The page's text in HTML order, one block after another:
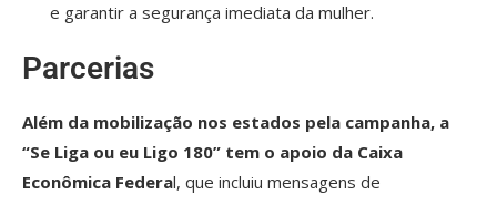
e garantir a segurança imediata da mulher.
Parcerias
Além da mobilização nos estados pela campanha, a
“Se Liga ou eu Ligo 180” tem o apoio da Caixa
Econômica Federal, que incluiu mensagens de